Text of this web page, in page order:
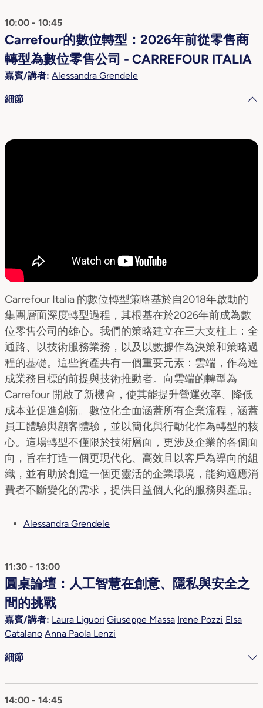
10:00 - 10:45
Carrefour的數位轉型：2026年前從零售商
轉型為數位零售公司 - CARREFOUR ITALIA
嘉賓/講者: Alessandra Grendele
細節
Carrefour Italia 的數位轉型策略基於自2018年啟動的
集團層面深度轉型過程，其根基在於2026年前成為數
位零售公司的雄心。我們的策略建立在三大支柱上：全
通路、以技術服務業務，以及以數據作為決策和策略過
程的基礎。這些資產共有一個重要元素：雲端，作為達
成業務目標的前提與技術推動者。向雲端的轉型為
Carrefour 開啟了新機會，使其能提升營運效率、降低
成本並促進創新。數位化全面涵蓋所有企業流程，涵蓋
員工體驗與顧客體驗，並以簡化與行動化作為轉型的核
心。這場轉型不僅限於技術層面，更涉及企業的各個面
向，旨在打造一個更現代化、高效且以客戶為導向的組
織，並有助於創造一個更靈活的企業環境，能夠適應消
費者不斷變化的需求，提供日益個人化的服務與產品。
Alessandra Grendele
11:30 - 13:00
圓桌論壇：人工智慧在創意、隱私與安全之
間的挑戰
嘉賓/講者: Laura Liguori Giuseppe Massa Irene Pozzi Elsa
Catalano Anna Paola Lenzi
細節
14:00 - 14:45